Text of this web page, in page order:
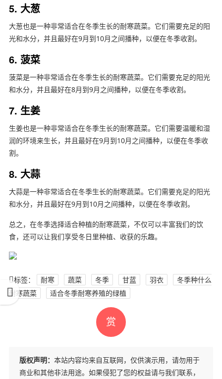
5. 大葱
大葱也是一种非常适合在冬季生长的耐寒蔬菜。它们需要充足的阳
光和水分，并且最好在9月到10月之间播种，以便在冬季收割。
6. 菠菜
菠菜是一种非常适合在冬季生长的耐寒蔬菜。它们需要充足的阳光
和水分，并且最好在8月到9月之间播种，以便在冬季收割。
7. 生姜
生姜也是一种非常适合在冬季生长的耐寒蔬菜。它们需要温暖和湿
润的环境来生长，并且最好在9月到10月之间播种，以便在冬季收
割。
8. 大蒜
大蒜是一种非常适合在冬季生长的耐寒蔬菜。它们需要充足的阳光
和水分，并且最好在9月到10月之间播种，以便在冬季收割。
总之，在冬季选择适合种植的耐寒蔬菜，不仅可以丰富我们的饮
食，还可以让我们享受冬日里种植、收获的乐趣。
标签： 耐寒 蔬菜 冬季 甘蓝 羽衣
冬季种什么
耐寒蔬菜
适合冬季耐寒养殖的绿植
赏
版权声明： 本站内容均来自互联网，仅供演示用，请勿用于
商业和其他非法用途。如果侵犯了您的权益请与我们联系，